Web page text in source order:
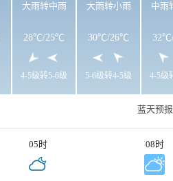
大雨转中雨
28℃/25℃
4-5级转5-6级
大雨转小雨
30℃/26℃
5-6级转4-5级
中雨
32℃
4-5级
蓝天预报
05时 08时